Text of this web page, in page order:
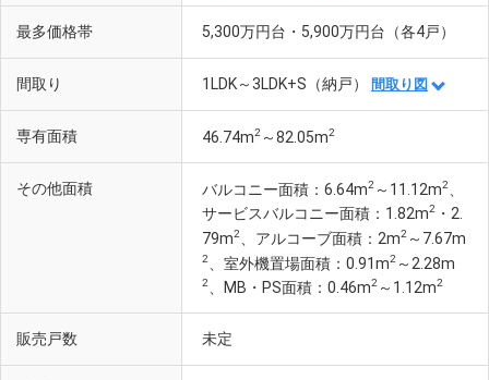
最多価格帯 5,300万円台・5,900万円台（各4戸）
間取り 1LDK～3LDK+S（納戸） 間取り図
専有面積 46.74m2 ～82.05m2
その他面積 バルコニー面積：6.64m2 ～11.12m2
サービスバルコニー面積：1.82m2 ・2.
79m2 、アルコーブ面積：2m2 ～7.67m
2 、室外機置場面積：0.91m2 ～2.28m
2 、MB・PS面積：0.46m2 ～1.12m2
販売戸数 未定